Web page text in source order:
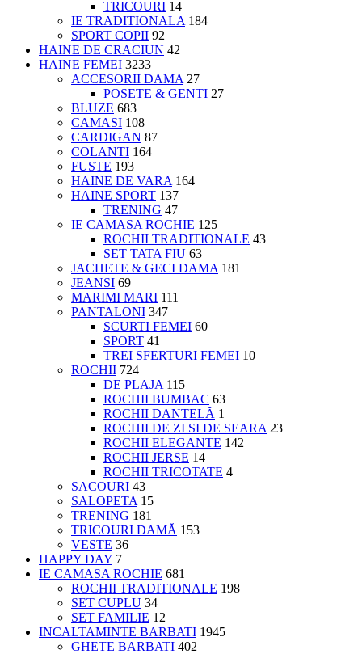
TRICOURI 14
IE TRADITIONALA 184
SPORT COPII 92
HAINE DE CRACIUN 42
HAINE FEMEI 3233
ACCESORII DAMA 27
POSETE & GENTI 27
BLUZE 683
CAMASI 108
CARDIGAN 87
COLANTI 164
FUSTE 193
HAINE DE VARA 164
HAINE SPORT 137
TRENING 47
IE CAMASA ROCHIE 125
ROCHII TRADITIONALE 43
SET TATA FIU 63
JACHETE & GECI DAMA 181
JEANSI 69
MARIMI MARI 111
PANTALONI 347
SCURTI FEMEI 60
SPORT 41
TREI SFERTURI FEMEI 10
ROCHII 724
DE PLAJA 115
ROCHII BUMBAC 63
ROCHII DANTELĂ 1
ROCHII DE ZI SI DE SEARA 23
ROCHII ELEGANTE 142
ROCHII JERSE 14
ROCHII TRICOTATE 4
SACOURI 43
SALOPETA 15
TRENING 181
TRICOURI DAMĂ 153
VESTE 36
HAPPY DAY 7
IE CAMASA ROCHIE 681
ROCHII TRADITIONALE 198
SET CUPLU 34
SET FAMILIE 12
INCALTAMINTE BARBATI 1945
GHETE BARBATI 402